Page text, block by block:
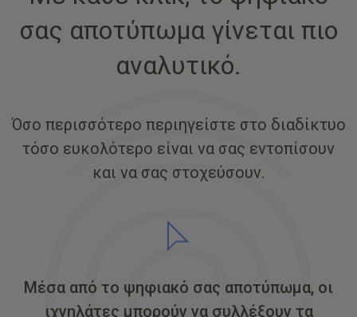
σας αποτύπωμα γίνεται πιο
αναλυτικό.
Όσο περισσότερο περιηγείστε στο διαδίκτυο
τόσο ευκολότερο είναι να σας εντοπίσουν
και να σας στοχεύσουν.
Μέσα από το ψηφιακό σας αποτύπωμα, οι
ιχνηλάτες μπορούν να συλλέξουν τα